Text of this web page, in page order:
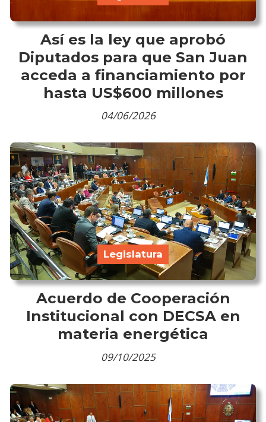
Así es la ley que aprobó
Diputados para que San Juan
acceda a financiamiento por
hasta US$600 millones
04/06/2026
Acuerdo de Cooperación
Institucional con DECSA en
materia energética
Legislatura
09/10/2025